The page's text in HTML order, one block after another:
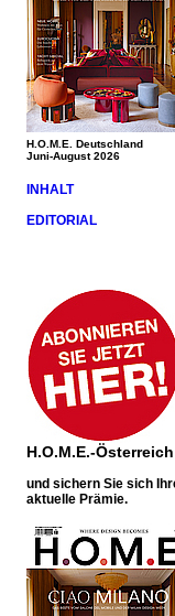
H.O.M.E. Deutschland
Juni-August 2026
INHALT
EDITORIAL
H.O.M.E.-Österreich
und sichern Sie sich
aktuelle Prämie.